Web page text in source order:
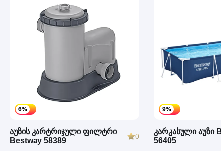
6%
აუზის კარტრიჯული ფილტრი
Bestway 58389
0
9%
კარკასული აუზი
56405